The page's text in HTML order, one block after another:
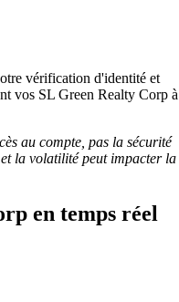
vérification d'identité et
vos SL Green Realty Corp à
au compte, pas la sécurité
la volatilité peut impacter la
en temps réel